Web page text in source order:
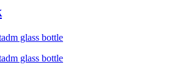
glass bottle
glass bottle